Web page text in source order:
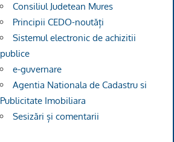
Consiliul Judetean Mures
Principii CEDO-noutăți
Sistemul electronic de achizitii
publice
e-guvernare
Agentia Nationala de Cadastru si
Publicitate Imobiliara
Sesizări și comentarii